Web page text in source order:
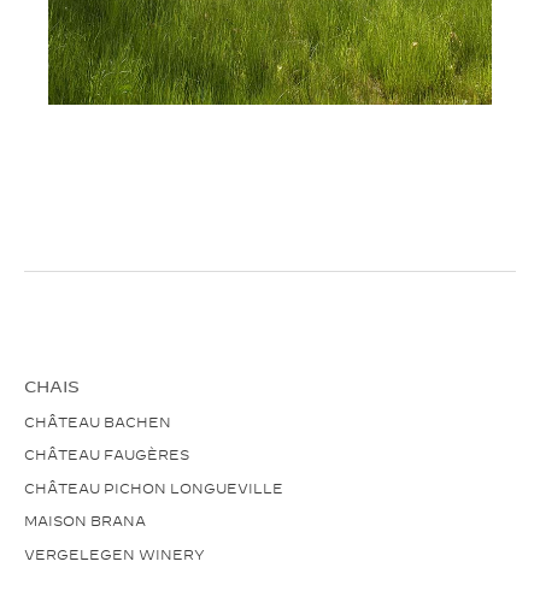
CHAIS
CHÂTEAU BACHEN
CHÂTEAU FAUGÈRES
CHÂTEAU PICHON LONGUEVILLE
MAISON BRANA
VERGELEGEN WINERY